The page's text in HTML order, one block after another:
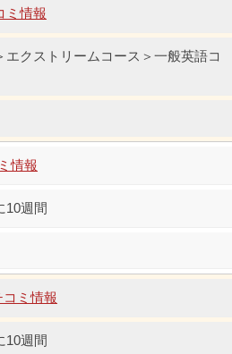
ミ情報
エクストリームコース＞一般英語コ
情報
10週間
ミ情報
10週間